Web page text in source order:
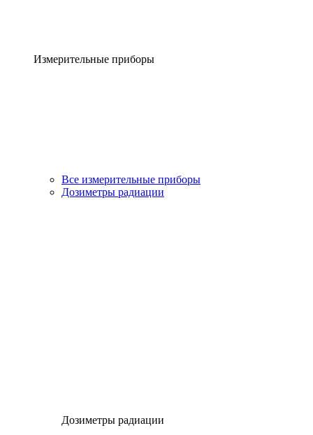
Измерительные приборы
Все измерительные приборы
Дозиметры радиации
Дозиметры радиации